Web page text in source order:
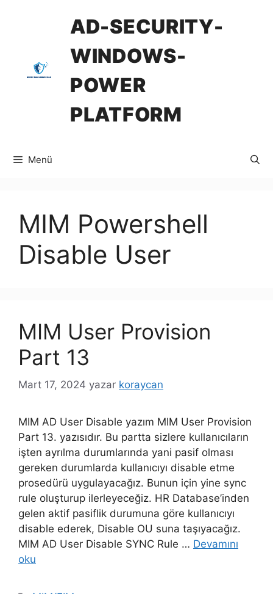
AD-SECURITY-
WINDOWS-
POWER
PLATFORM
Menü
MIM Powershell
Disable User
MIM User Provision
Part 13
Mart 17, 2024 yazar koraycan
MIM AD User Disable yazım MIM User Provision
Part 13. yazısıdır. Bu partta sizlere kullanıcıların
işten ayrılma durumlarında yani pasif olması
gereken durumlarda kullanıcıyı disable etme
prosedürü uygulayacağız. Bunun için yine sync
rule oluşturup ilerleyeceğiz. HR Database’inden
gelen aktif pasiflik durumuna göre kullanıcıyı
disable ederek, Disable OU suna taşıyacağız.
MIM AD User Disable SYNC Rule … Devamını
oku